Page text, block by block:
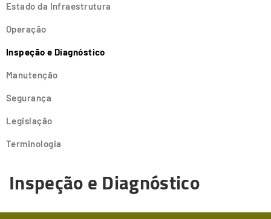
Estado da Infraestrutura
Operação
Inspeção e Diagnóstico
Manutenção
Segurança
Legislação
Terminologia
Inspeção e Diagnóstico